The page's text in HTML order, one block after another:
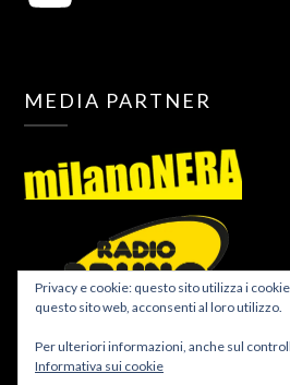
MEDIA PARTNER
Privacy e cookie: questo sito utilizza i
questo sito web, acconsenti al loro utilizzo.
Per ulteriori informazioni, anche sul
Informativa sui cookie